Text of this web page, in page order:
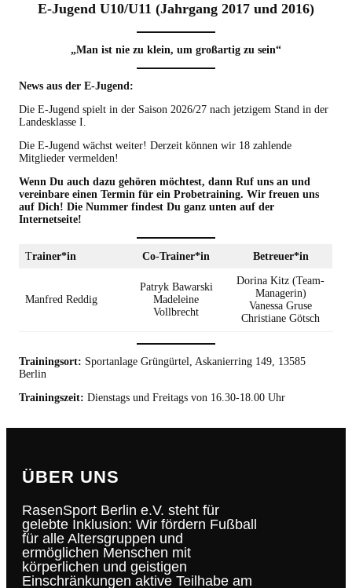
E-Jugend U10/U11 (Jahrgang 2017 und 2016)
„Man ist nie zu klein, um großartig zu sein“
News aus der E-Jugend:
Die E-Jugend spielt in der Saison 2026/27 nach jetzigem Stand in der
Landesklasse I.
Die E-Jugend wächst weiter! Derzeit können wir 18 zahlende
Mitglieder vermelden!
Wenn Du auch dazu gehören möchtest, dann Ruf uns an und
vereinbare einen Termin für ein Probetraining. Wir freuen uns
auf Dich! Die Nummer findest Du ganz unten auf der
Internetseite!
Trainer*in Co-Trainer*in Betreuer*in
Manfred Reddig
Patryk Bawarski
Madeleine
Vollbrecht
Dorina Kitz (Team-
Managerin)
Vanessa Gruse
Christiane Götsch
Trainingsort: Sportanlage Grüngürtel, Askanierring 149, 13585
Berlin
Trainingszeit: Dienstags und Freitags von 16.30-18.00 Uhr
ÜBER UNS
RasenSport Berlin e.V. steht für
gelebte Inklusion: Wir fördern Fußball
für alle Altersgruppen und
ermöglichen Menschen mit
körperlichen und geistigen
Einschränkungen aktive Teilhabe am